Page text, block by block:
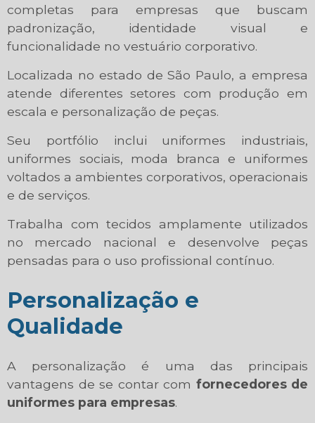
completas para empresas que buscam
padronização, identidade visual e
funcionalidade no vestuário corporativo.
Localizada no estado de São Paulo, a empresa
atende diferentes setores com produção em
escala e personalização de peças.
Seu portfólio inclui uniformes industriais,
uniformes sociais, moda branca e uniformes
voltados a ambientes corporativos, operacionais
e de serviços.
Trabalha com tecidos amplamente utilizados
no mercado nacional e desenvolve peças
pensadas para o uso profissional contínuo.
Personalização e
Qualidade
A personalização é uma das principais
vantagens de se contar com fornecedores de
uniformes para empresas.